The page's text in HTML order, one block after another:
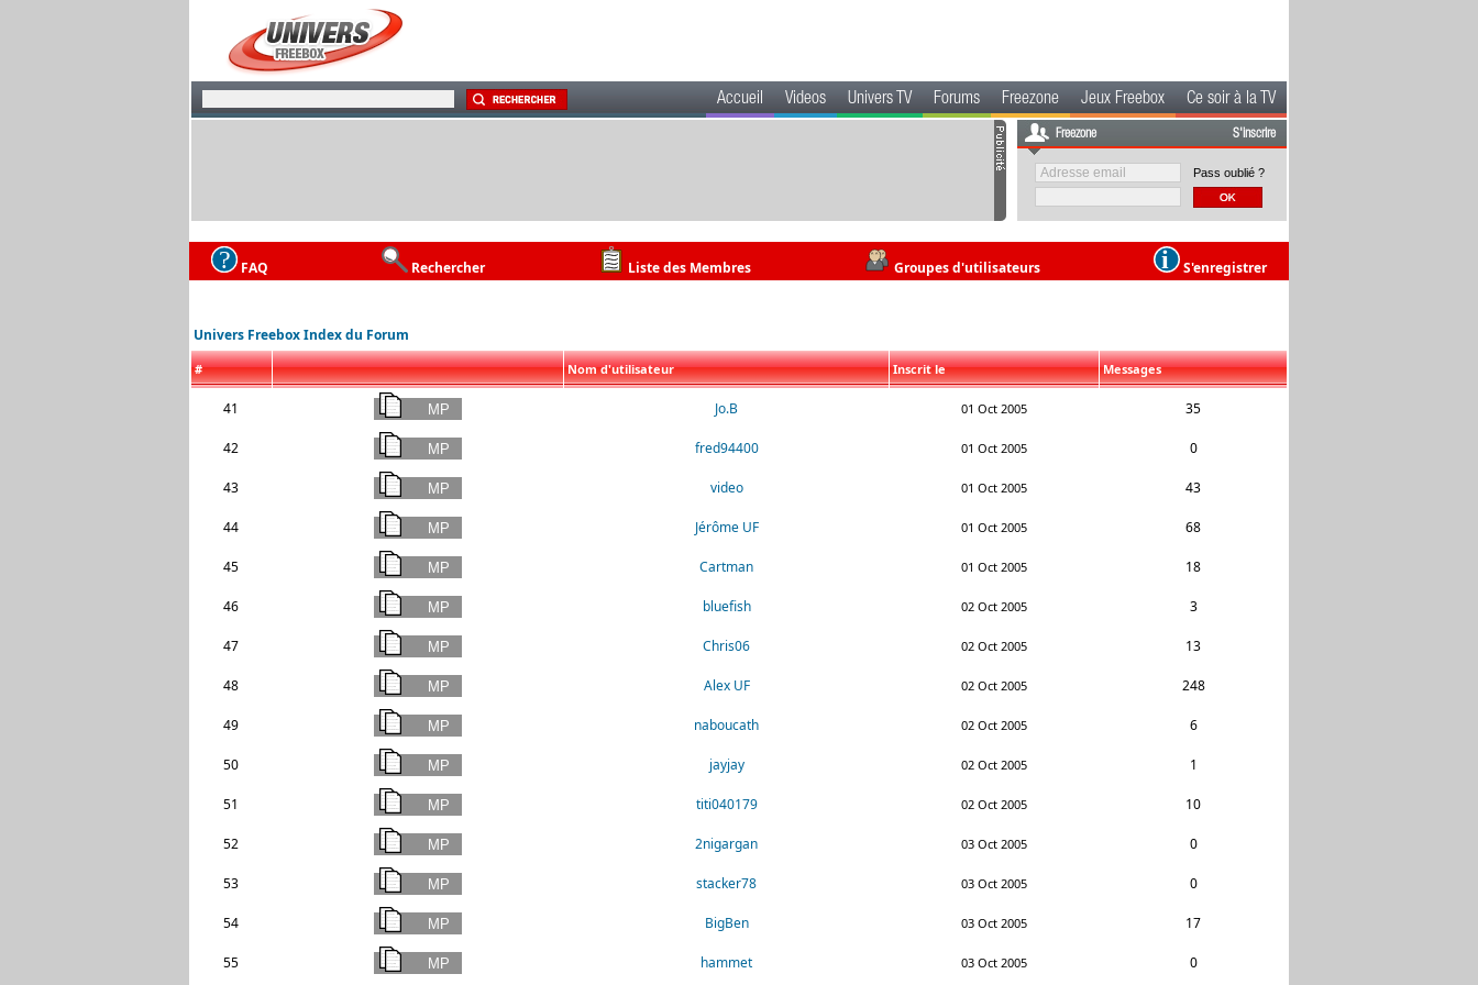
Accueil Videos Univers TV Forums Freezone Jeux Freebox Ce soir à la TV
Freezone S'inscrire
Pass oublié ?
FAQ Rechercher Liste des Membres Groupes d'utilisateurs S'enregistrer
Univers Freebox Index du Forum
# Nom d'utilisateur Inscrit le Messages
41 Jo.B 01 Oct 2005 35
42 fred94400 01 Oct 2005 0
43 video 01 Oct 2005 43
44 Jérôme UF 01 Oct 2005 68
45 Cartman 01 Oct 2005 18
46 bluefish 02 Oct 2005 3
47 Chris06 02 Oct 2005 13
48 Alex UF 02 Oct 2005 248
49 naboucath 02 Oct 2005 6
50 jayjay 02 Oct 2005 1
51 titi040179 02 Oct 2005 10
52 2nigargan 03 Oct 2005 0
53 stacker78 03 Oct 2005 0
54 BigBen 03 Oct 2005 17
55 hammet 03 Oct 2005 0